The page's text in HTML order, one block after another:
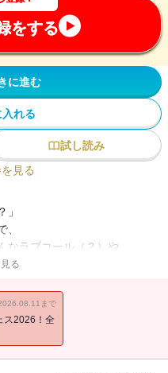
をする
に進む
れる
試し読み
見る
」
なラブコール（？）や、
。
せ、
。
は驚愕のニュースを目にす
る
まで
ス2026！全